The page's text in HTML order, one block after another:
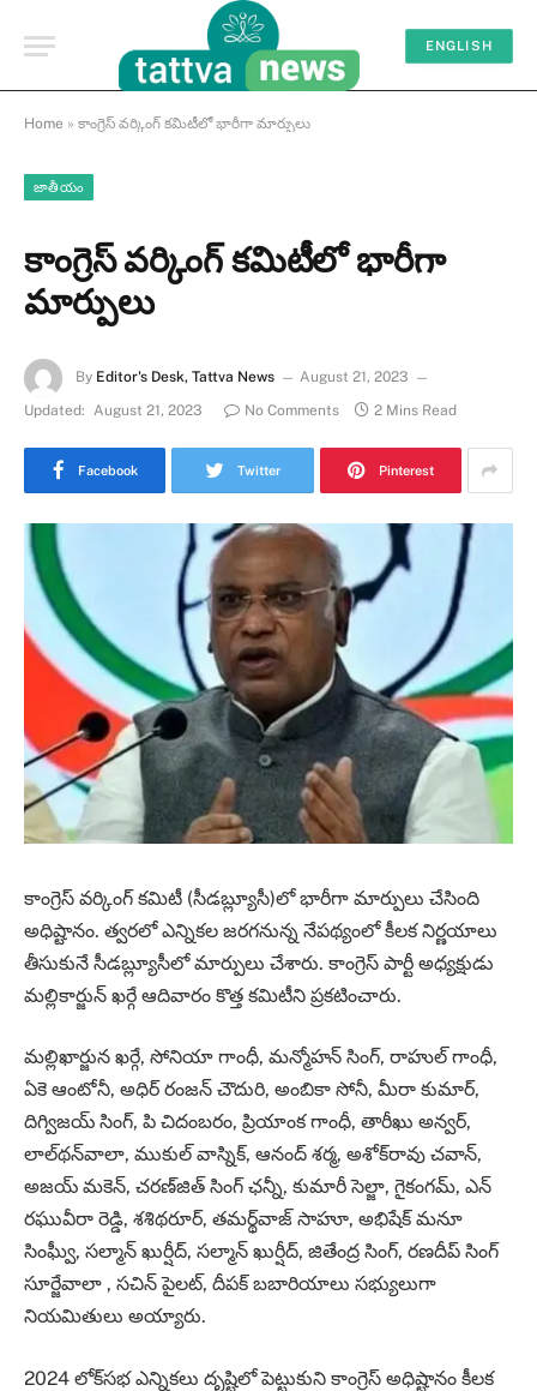
ENGLISH
Home » కాంగ్రెస్ వర్కింగ్ కమిటీలో భారీగా మార్పులు
జాతీయం
కాంగ్రెస్ వర్కింగ్ కమిటీలో భారీగా
మార్పులు
By Editor's Desk, Tattva News
August 21, 2023
Updated: August 21, 2023 No Comments 2 Mins Read
Facebook Twitter Pinterest
కాంగ్రెస్ వర్కింగ్ కమిటీ (సీడబ్ల్యూసీ)లో భారీగా మార్పులు చేసింది
అధిష్టానం. త్వరలో ఎన్నికల జరగనున్న నేపథ్యంలో కీలక నిర్ణయాలు
తీసుకునే సీడబ్ల్యూసీలో మార్పులు చేశారు. కాంగ్రెస్ పార్టీ అధ్యక్షుడు
మల్లికార్జున్ ఖర్గే ఆదివారం కొత్త కమిటీని ప్రకటించారు.
మల్లిఖార్జున ఖర్గే, సోనియా గాంధీ, మన్మోహన్ సింగ్, రాహుల్ గాంధీ,
ఏకె ఆంటోనీ, అధిర్ రంజన్ చౌదురి, అంబికా సోనీ, మీరా కుమార్,
దిగ్విజయ్ సింగ్, పి చిదంబరం, ప్రియాంక గాంధీ, తారీఖు అన్వర్,
లాల్‌థన్‌వాలా, ముకుల్ వాస్నిక్, ఆనంద్ శర్మ, అశోక్‌రావు చవాన్,
అజయ్ మకెన్, చరణ్‌జిత్ సింగ్ ఛన్నీ, కుమారీ సెల్జా, గైకంగమ్, ఎన్
రఘువీరా రెడ్డి, శశిథరూర్, తమర్థ్‌వాజ్ సాహూ, అభిషేక్ మనూ
సింఘ్వీ, సల్మాన్ ఖుర్షీద్, సల్మాన్ ఖుర్షీద్, జితేంద్ర సింగ్, రణదీప్ సింగ్
సూర్జేవాలా , సచిన్ పైలట్, దీపక్ బబారియాలు సభ్యులుగా
నియమితులు అయ్యారు.
2024 లోక్‌సభ ఎన్నికలు దృష్టిలో పెట్టుకుని కాంగ్రెస్ అధిష్టానం కీలక